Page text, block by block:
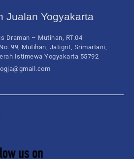
Jualan Yogyakarta
Draman – Mutihan, RT.04
99, Mutihan, Jatigrit, Srimartani,
Istimewa Yogyakarta 55792